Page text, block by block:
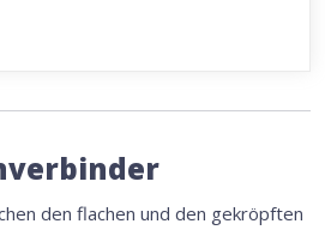
den flachen und den gekröpften